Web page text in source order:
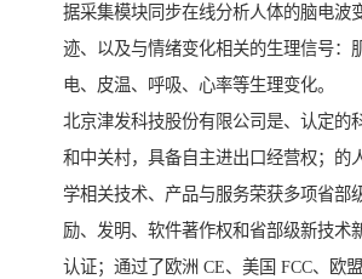
据采集模块同步在线分析人体的脑电波
迹、以及与情绪变化相关的生理信号：
电、皮温、呼吸、心率等生理变化。
北京津发科技股份有限公司是、认定的
和中关村，具备自主进出口经营权；的
学相关技术、产品与服务荣获多项省部
励、发明、软件著作权和省部级新技术
认证；通过了欧洲 CE、美国 FCC、欧盟